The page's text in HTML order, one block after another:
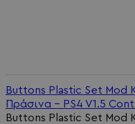
Buttons Plastic Set Mod
Πράσινα - PS4 V1.5
Buttons Plastic Set Mod